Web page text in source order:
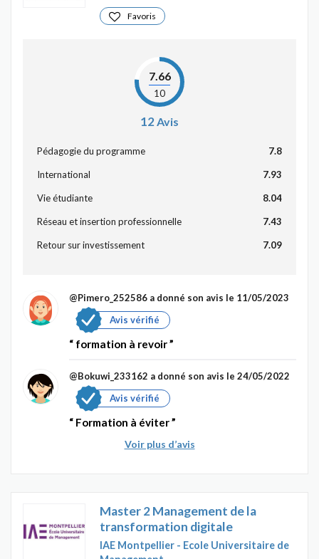
Favoris
7.66
10
12Avis
Pédagogie du programme 7.8
International 7.93
Vie étudiante 8.04
Réseau et insertion professionnelle 7.43
Retour sur investissement 7.09
@Pimero_252586 a donné son avis le 11/05/2023
Avis vérifié
formation à revoir
@Bokuwi_233162 a donné son avis le 24/05/2022
Avis vérifié
Formation à éviter
Voir plus d’avis
Master 2 Management de la
transformation digitale
IAE Montpellier - Ecole Universitaire de